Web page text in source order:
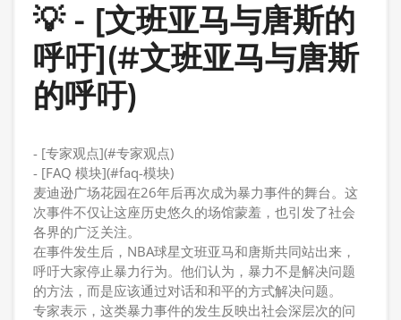
💡 - [文班亚马与唐斯的
呼吁](#文班亚马与唐斯
的呼吁)
- [专家观点](#专家观点)
- [FAQ 模块](#faq-模块)
麦迪逊广场花园在26年后再次成为暴力事件的舞台。这
次事件不仅让这座历史悠久的场馆蒙羞，也引发了社会
各界的广泛关注。
在事件发生后，NBA球星文班亚马和唐斯共同站出来，
呼吁大家停止暴力行为。他们认为，暴力不是解决问题
的方法，而是应该通过对话和和平的方式解决问题。
专家表示，这类暴力事件的发生反映出社会深层次的问